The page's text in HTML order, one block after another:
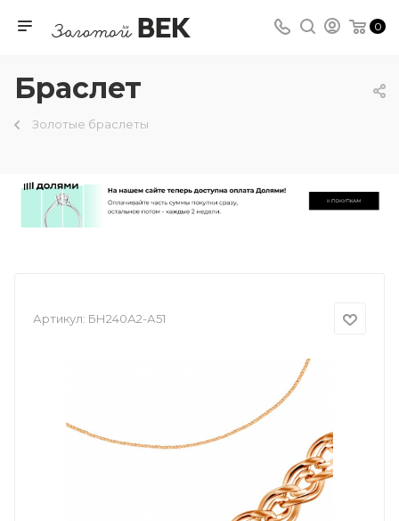
0
Браслет
Золотые браслеты
Артикул: БН240А2-А51